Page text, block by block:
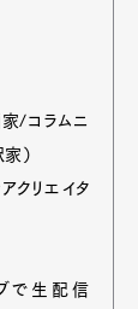
/コラムニ
）
クリエイタ
で生配信